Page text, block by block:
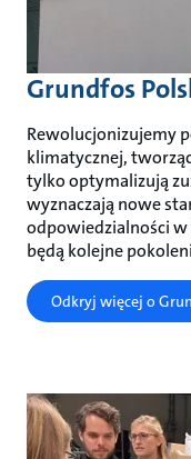
Grundfos
Rewolucjonizujemy
klimatycznej,
tylko optymalizują
wyznaczają nowe
odpowiedzialności w
będą kolejne
Odkryj więcej o